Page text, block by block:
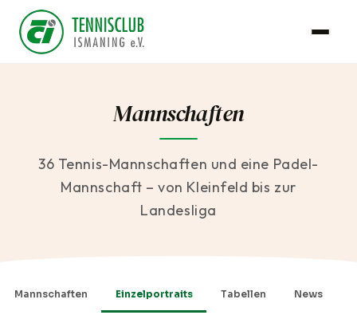
Mannschaften
36 Tennis-Mannschaften und eine Padel-
Mannschaft – von Kleinfeld bis zur
Landesliga
Mannschaften Einzelportraits Tabellen News